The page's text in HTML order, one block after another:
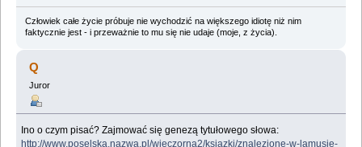
Człowiek całe życie próbuje nie wychodzić na większego idiotę niż nim
faktycznie jest - i przeważnie to mu się nie udaje (moje, z życia).
Q
Juror
Ino o czym pisać? Zajmować się genezą tytułowego słowa:
http://www.poselska.nazwa.pl/wieczorna2/ksiazki/znalezione-w-lamusie-